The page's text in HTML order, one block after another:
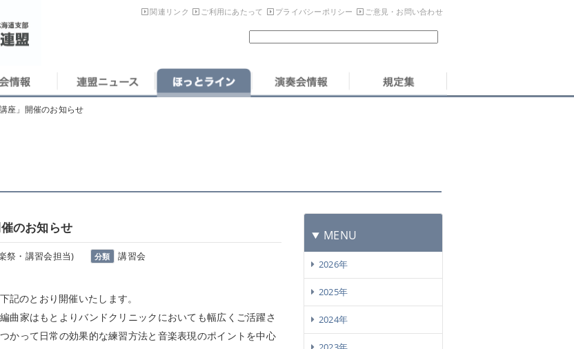
関連リンク ご利用にあたって プライバシーポリシー ご意見・お問い合わせ
座」開催のお知らせ
MENU
2026年
2025年
2024年
のお知らせ
祭・講習会担当) 分類 講習会
のとおり開催いたします。
家はもとよりバンドクリニックにおいても幅広くご活躍さ
かって日常の効果的な練習方法と音楽表現のポイントを中心